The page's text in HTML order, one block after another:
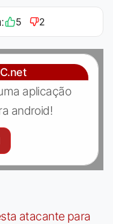
5 2
aplicação
android!
atacante para